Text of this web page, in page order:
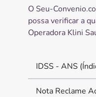
O Seu-
possa verificar a
Operadora Klini
IDSS - ANS
Nota Reclame